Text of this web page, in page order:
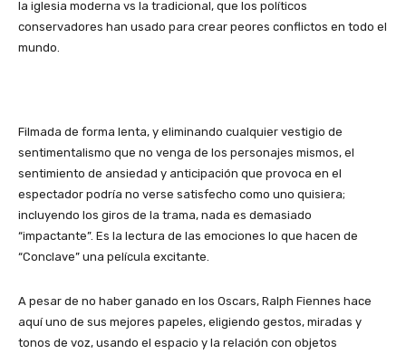
la iglesia moderna vs la tradicional, que los políticos
conservadores han usado para crear peores conflictos en todo el
mundo.
Filmada de forma lenta, y eliminando cualquier vestigio de
sentimentalismo que no venga de los personajes mismos, el
sentimiento de ansiedad y anticipación que provoca en el
espectador podría no verse satisfecho como uno quisiera;
incluyendo los giros de la trama, nada es demasiado
“impactante”. Es la lectura de las emociones lo que hacen de
“Conclave” una película excitante.
A pesar de no haber ganado en los Oscars, Ralph Fiennes hace
aquí uno de sus mejores papeles, eligiendo gestos, miradas y
tonos de voz, usando el espacio y la relación con objetos